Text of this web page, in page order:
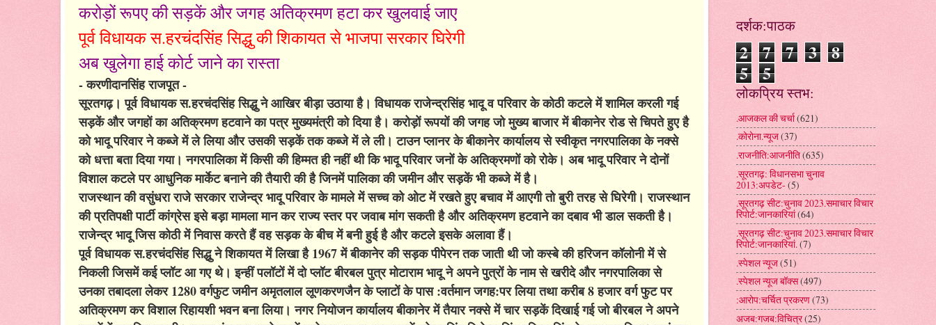
करोड़ों रूपए की सड़कें और जगह अतिक्रमण हटा कर खुलवाई जाए
पूर्व विधायक स.हरचंदसिंह सिद्धु की शिकायत से भाजपा सरकार घिरेगी
अब खुलेगा हाई कोर्ट जाने का रास्ता
- करणीदानसिंह राजपूत -
सूरतगढ़। पूर्व विधायक स.हरचंदसिंह सिद्धु ने आखिर बीड़ा उठाया है। विधायक राजेन्द्रसिंह भादू व परिवार के कोठी कटले में शामिल करली गई
सड़कें और जगहों का अतिक्रमण हटवाने का पत्र मुख्यमंत्री को दिया है। करोड़ों रूपयों की जगह जो मुख्य बाजार में बीकानेर रोड से चिपते हुए है
को भादू परिवार ने कब्जे में ले लिया और उसकी सड़कें तक कब्जे में ले ली। टाउन प्लानर के बीकानेर कार्यालय से स्वीकृत नगरपालिका के नक्से
को धत्ता बता दिया गया। नगरपालिका में किसी की हिम्मत ही नहीं थी कि भादू परिवार जनों के अतिक्रमणों को रोके। अब भादू परिवार ने दोनों
विशाल कटले पर आधुनिक मार्केट बनाने की तैयारी की है जिनमें पालिका की जमीन और सड़कें भी कब्जे में है।
राजस्थान की वसुंधरा राजे सरकार राजेन्द्र भादू परिवार के मामले में सच्च को ओट में रखते हुए बचाव में आएगी तो बुरी तरह से घिरेगी। राजस्थान
की प्रतिपक्षी पार्टी कांग्रेस इसे बड़ा मामला मान कर राज्य स्तर पर जवाब मांग सकती है और अतिक्रमण हटवाने का दबाव भी डाल सकती है।
राजेन्द्र भादू जिस कोठी में निवास करते हैं वह सड़क के बीच में बनी हुई है और कटले इसके अलावा हैं।
पूर्व विधायक स.हरचंदसिंह सिद्धु ने शिकायत में लिखा है 1967 में बीकानेर की सड़क पीपेरन तक जाती थी जो कस्बे की हरिजन कॉलोनी में से
निकली जिसमें कई प्लॉट आ गए थे। इन्हीं पलॉटों में दो प्लॉट बीरबल पुत्र मोटाराम भादू ने अपने पुत्रों के नाम से खरीदे और नगरपालिका से
उनका तबादला लेकर 1280 वर्गफुट जमीन अमृतलाल लूणकरणजैन के प्लाटों के पास :वर्तमान जगह:पर लिया तथा करीब 8 हजार वर्ग फुट पर
अतिक्रमण कर विशाल रिहायशी भवन बना लिया। नगर नियोजन कार्यालय बीकानेर में तैयार नक्से में चार सड़कें दिखाई गई जो बीरबल ने अपने
दर्शक:पाठक
2 7 7 3 8
5 5
लोकप्रिय स्तभ:
.आजकल की चर्चा(621)
.कोरोना.न्यूज(37)
.राजनीति:आजनीति(635)
.सूरतगढ़: विधानसभा चुनाव
2013:अपडेट- (5)
.सूरतगढ़ सीट:चुनाव 2023.समाचार विचार
रिपोर्ट:जानकारियां(64)
.सूरतगढ़ सीट:चुनाव 2023.समाचार विचार
रिपोर्ट:जानकारियां.(7)
.स्पेशल न्यूज(51)
.स्पेशल न्यूज बॉक्स(497)
:आरोप:चर्चित प्रकरण(73)
अजब:गजब:विचित्र(25)